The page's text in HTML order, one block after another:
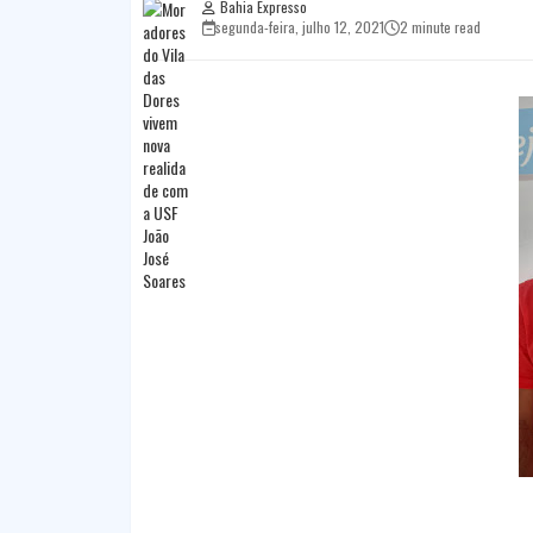
Bahia Expresso
segunda-feira, julho 12, 2021
2 minute read